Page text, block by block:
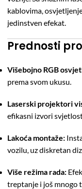
kablovima,
jedinstven efekat.
Prednosti
Višebojno RGB
prema svom ukusu.
Laserski projektori
efikasni izvori
Lakoća montaže:
vozilu, uz diskretan
Više režima rada:
treptanje i još mnogo